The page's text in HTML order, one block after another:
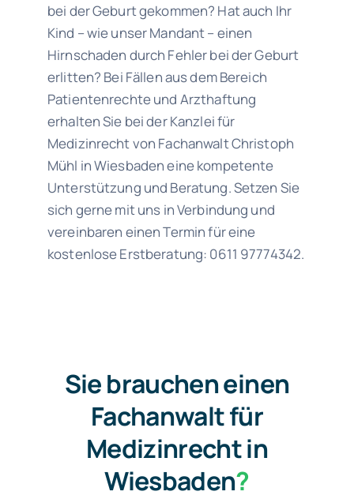
bei der Geburt gekommen? Hat auch Ihr
Kind – wie unser Mandant – einen
Hirnschaden durch Fehler bei der Geburt
erlitten? Bei Fällen aus dem Bereich
Patientenrechte und Arzthaftung
erhalten Sie bei der Kanzlei für
Medizinrecht von Fachanwalt Christoph
Mühl in Wiesbaden eine kompetente
Unterstützung und Beratung. Setzen Sie
sich gerne mit uns in Verbindung und
vereinbaren einen Termin für eine
kostenlose Erstberatung: 0611 97774342.
Sie brauchen einen
Fachanwalt für
Medizinrecht in
Wiesbaden?